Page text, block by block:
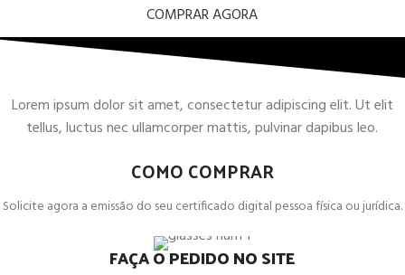
COMPRAR AGORA
Lorem ipsum dolor sit amet, consectetur adipiscing elit. Ut elit
tellus, luctus nec ullamcorper mattis, pulvinar dapibus leo.
COMO COMPRAR
Solicite agora a emissão do seu certificado digital pessoa física ou jurídica.
FAÇA O PEDIDO NO SITE